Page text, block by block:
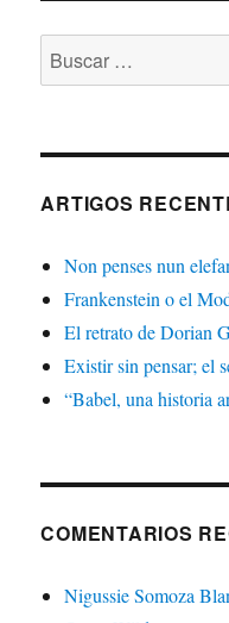
Buscar:
ARTIGOS
Non penses nun
Frankenstein o el
El retrato de Dorian
Existir sin pensar; el
“Babel, una historia
COMENTARIOS
Nigussie Somoza